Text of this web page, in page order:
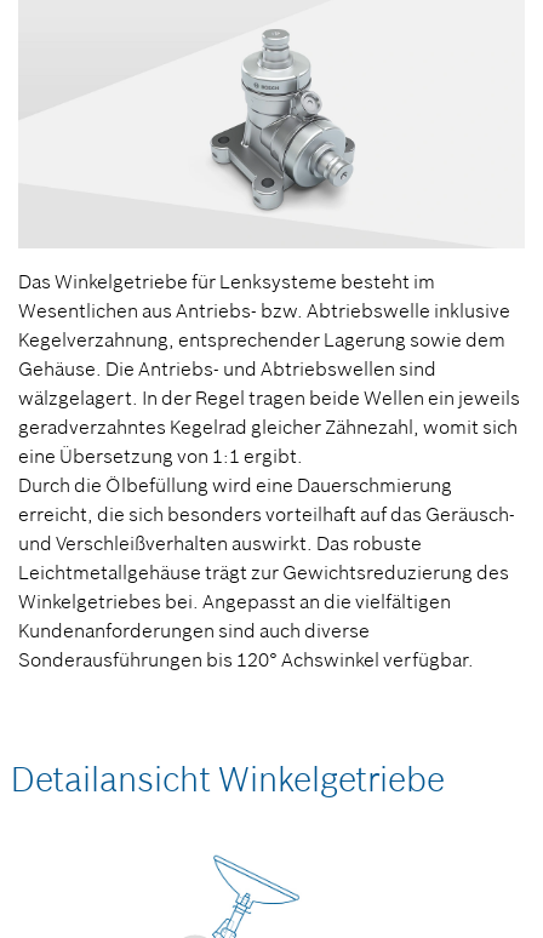
Das Winkelgetriebe für Lenksysteme besteht im
Wesentlichen aus Antriebs- bzw. Abtriebswelle inklusive
Kegelverzahnung, entsprechender Lagerung sowie dem
Gehäuse. Die Antriebs- und Abtriebswellen sind
wälzgelagert. In der Regel tragen beide Wellen ein jeweils
geradverzahntes Kegelrad gleicher Zähnezahl, womit sich
eine Übersetzung von 1:1 ergibt.
Durch die Ölbefüllung wird eine Dauerschmierung
erreicht, die sich besonders vorteilhaft auf das Geräusch-
und Verschleißverhalten auswirkt. Das robuste
Leichtmetallgehäuse trägt zur Gewichtsreduzierung des
Winkelgetriebes bei. Angepasst an die vielfältigen
Kundenanforderungen sind auch diverse
Sonderausführungen bis 120° Achswinkel verfügbar.
Detailansicht Winkelgetriebe